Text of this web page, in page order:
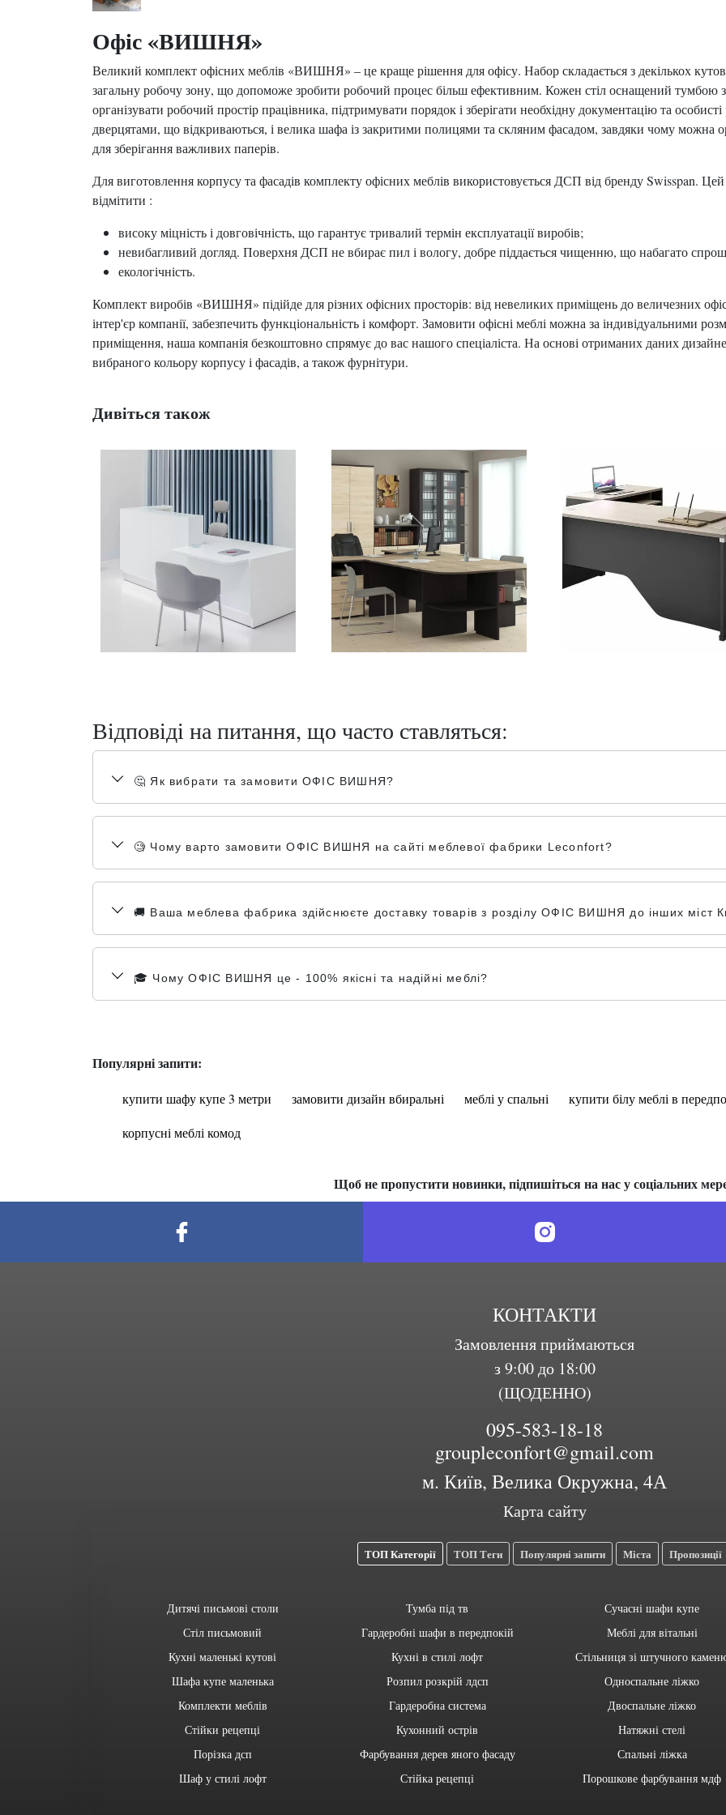
Офіс «ВИШНЯ»
Великий комплект офісних меблів «ВИШНЯ» – це краще рішення для офісу. Набор складається з декількох
загальну робочу зону, що допоможе зробити робочий процес більш ефективним. Кожен стіл оснащений
організувати робочий простір працівника, підтримувати порядок і зберігати необхідну документацію та
дверцятами, що відкриваються, і велика шафа із закритими полицями та скляним фасадом, завдяки чому можна
для зберігання важливих паперів.
Для виготовлення корпусу та фасадів комплекту офісних меблів використовується ДСП від бренду Swisspan.
відмітити :
високу міцність і довговічність, що гарантує тривалий термін експлуатації виробів;
невибагливий догляд. Поверхня ДСП не вбирає пил і вологу, добре піддається чищенню, що набагато
екологічність.
Комплект виробів «ВИШНЯ» підійде для різних офісних просторів: від невеликих приміщень до величезних
інтер'єр компанії, забезпечить функціональність і комфорт. Замовити офісні меблі можна за індивідуальними
приміщення, наша компанія безкоштовно спрямує до вас нашого спеціаліста. На основі отриманих даних
вибраного кольору корпусу і фасадів, а також фурнітури.
Дивіться також
Відповіді на питання, що часто ставляться:
🤔 Як вибрати та замовити ОФІС ВИШНЯ?
🧐 Чому варто замовити ОФІС ВИШНЯ на сайті меблевої фабрики Leconfort?
🚚 Ваша меблева фабрика здійснюєте доставку товарів з розділу ОФІС ВИШНЯ до інших міст
🎓 Чому ОФІС ВИШНЯ це - 100% якісні та надійні меблі?
Популярні запити:
купити шафу купе 3 метри замовити дизайн вбиральні меблі у спальні купити білу меблі в
корпусні меблі комод
Щоб не пропустити новинки, підпишіться на нас у соціальних
КОНТАКТИ
Замовлення приймаються
з 9:00 до 18:00
(ЩОДЕННО)
095-583-18-18
groupleconfort@gmail.com
м. Київ, Велика Окружна, 4А
Карта сайту
ТОП Категорії ТОП Теги Популярні запити Міста Пропозиції
Дитячі письмові столи
Стіл письмовий
Кухні маленькі кутові
Шафа купе маленька
Комплекти меблів
Стійки рецепці
Порізка дсп
Шаф у стилі лофт
Тумба під тв
Гардеробні шафи в передпокій
Кухні в стилі лофт
Розпил розкрій лдсп
Гардеробна система
Кухонний острів
Фарбування дерев яного фасаду
Стійка рецепці
Сучасні шафи купе
Меблі для вітальні
Стільниця зі штучного
Односпальне ліжко
Двоспальне ліжко
Натяжні стелі
Спальні ліжка
Порошкове фарбування мдф